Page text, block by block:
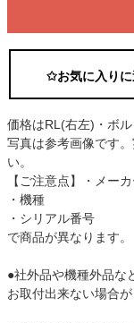
✩お気に入りに
価格はRL(右左)・ボル
写真は参考画像です
い。
【ご注意点】・メー
・機種
・シリアル番号
で商品が異なります。
●社外品や機種外品な
お取付出来ない場合が